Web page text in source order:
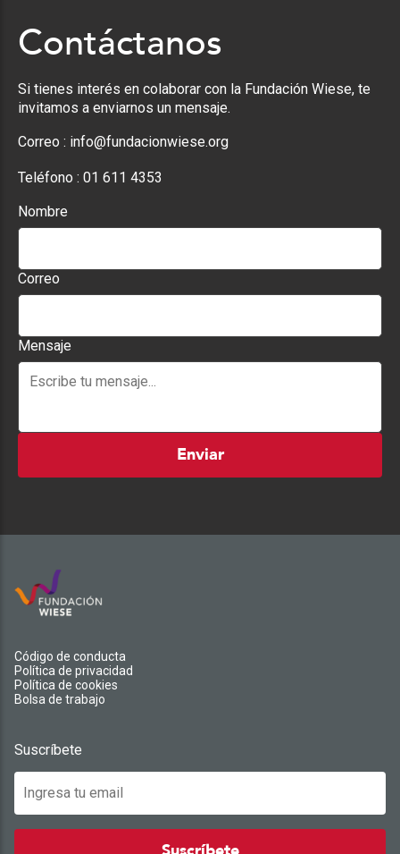
Contáctanos
Si tienes interés en colaborar con la Fundación Wiese, te
invitamos a enviarnos un mensaje.
Correo : info@fundacionwiese.org
Teléfono : 01 611 4353
Nombre
Correo
Mensaje
Enviar
Código de conducta
Política de privacidad
Política de cookies
Bolsa de trabajo
Suscríbete